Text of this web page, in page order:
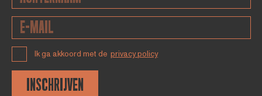
Ik ga akkoord met de privacy policy
INSCHRIJVEN